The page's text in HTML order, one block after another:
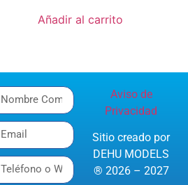
Añadir al carrito
Aviso de
Privacidad
Sitio creado por
DEHU MODELS
® 2026 – 2027